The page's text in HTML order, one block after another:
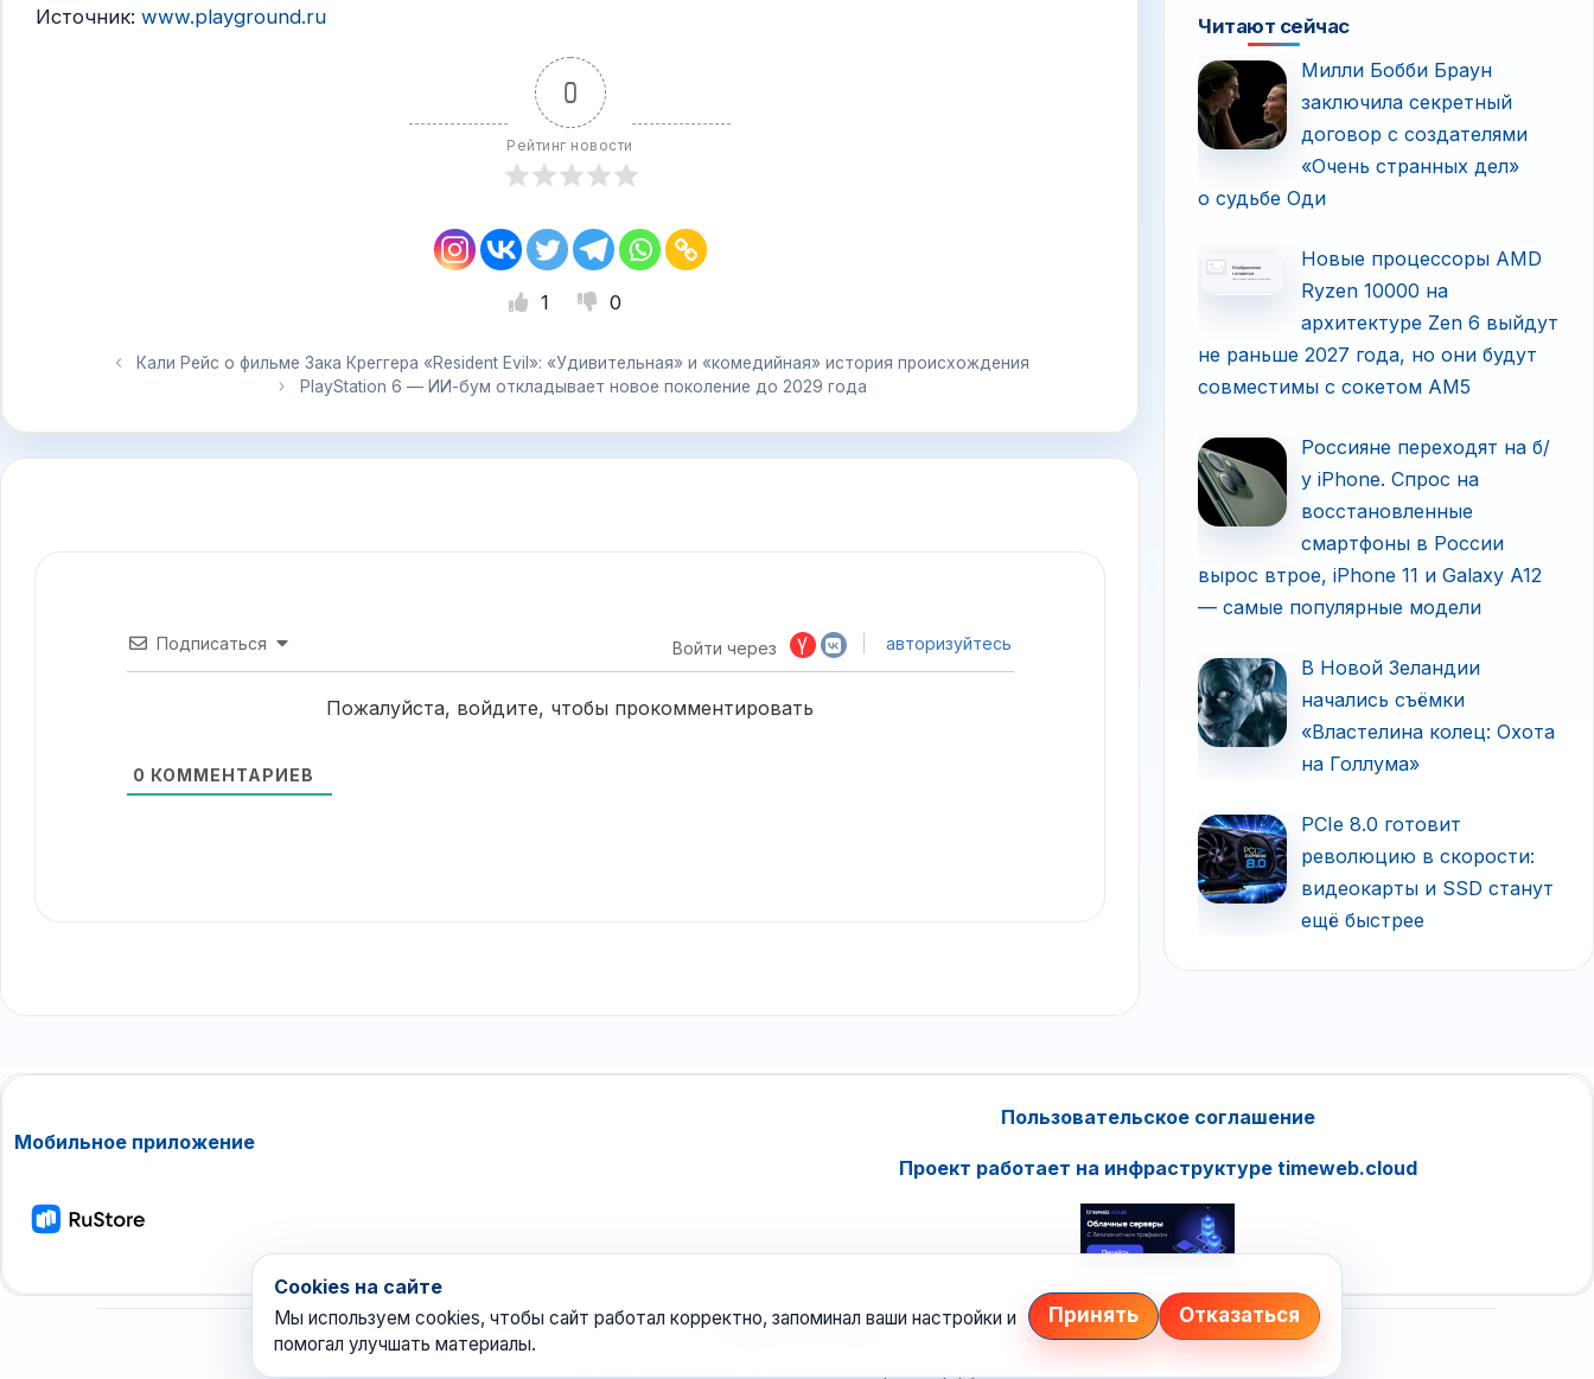
Источник: www.playground.ru
0
Рейтинг новости
1 0
Кали Рейс о фильме Зака Креггера «Resident Evil»: «Удивительная» и «комедийная» история происхождения
PlayStation 6 — ИИ-бум откладывает новое поколение до 2029 года
Подписаться Войти через авторизуйтесь
Пожалуйста, войдите, чтобы прокомментировать
0 КОММЕНТАРИЕВ
Читают сейчас
Милли Бобби Браун
заключила секретный
договор с создателями
«Очень странных дел»
о судьбе Оди
Новые процессоры AMD
Ryzen 10000 на
архитектуре Zen 6 выйдут
не раньше 2027 года, но они будут
совместимы с сокетом AM5
Россияне переходят на б/
у iPhone. Спрос на
восстановленные
смартфоны в России
вырос втрое, iPhone 11 и Galaxy A12
— самые популярные модели
В Новой Зеландии
начались съёмки
«Властелина колец: Охота
на Голлума»
PCIe 8.0 готовит
революцию в скорости:
видеокарты и SSD станут
ещё быстрее
Мобильное приложение
Пользовательское соглашение
Проект работает на инфраструктуре timeweb.cloud
Cookies на сайте
Мы используем cookies, чтобы сайт работал корректно, запоминал ваши настройки и
помогал улучшать материалы.
Принять Отказаться